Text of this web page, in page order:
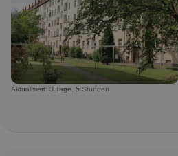
Aktualisiert: 3 Tage, 5 Stunden